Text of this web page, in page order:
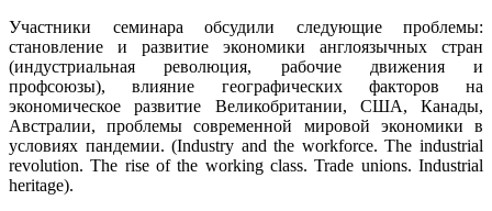
Участники семинара обсудили следующие проблемы:
становление и развитие экономики англоязычных стран
(индустриальная революция, рабочие движения и
профсоюзы), влияние географических факторов на
экономическое развитие Великобритании, США, Канады,
Австралии, проблемы современной мировой экономики в
условиях пандемии. (Industry and the workforce. The industrial
revolution. The rise of the working class. Trade unions. Industrial
heritage).